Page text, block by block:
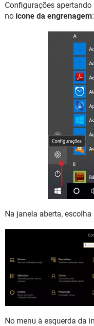
Configurações apertando
no ícone da engrenagem:
Na janela aberta, escolha
No menu à esquerda da